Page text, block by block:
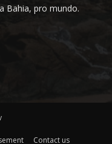
Bahia, pro mundo.
Contact us